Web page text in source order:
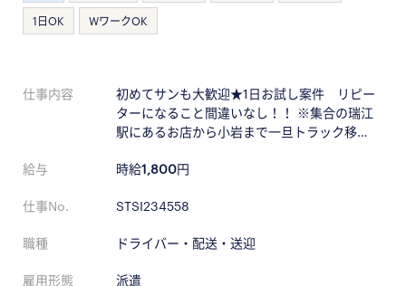
1日OK WワークOK
仕事内容
初めてサンも大歓迎★1日お試し案件 リピー
ターになること間違いなし！！ ※集合の瑞江
駅にあるお店から小岩まで一旦トラック移…
給与 時給1,800円
仕事No. STSI234558
職種 ドライバー・配送・送迎
雇用形態 派遣